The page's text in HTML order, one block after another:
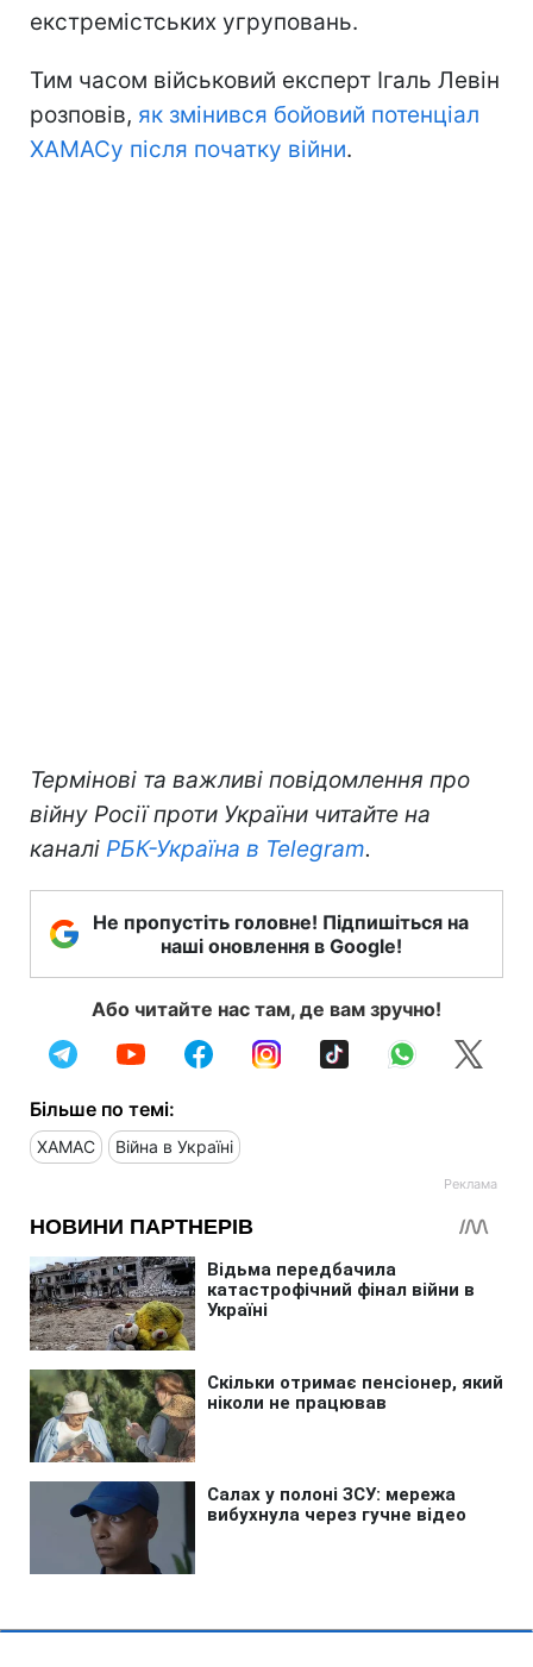
екстремістських угруповань.
Тим часом військовий експерт Ігаль Левін
розповів, як змінився бойовий потенціал
ХАМАСу після початку війни.
Термінові та важливі повідомлення про
війну Росії проти України читайте на
каналі РБК-Україна в Telegram.
Не пропустіть головне! Підпишіться на
наші оновлення в Google!
Або читайте нас там, де вам зручно!
Більше по темі:
ХАМАС Війна в Україні